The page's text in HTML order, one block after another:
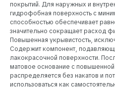
покрытий. Для наружных и
гидрофобная поверхность с
способностью обеспечивает
значительно сокращает расход
Повышенная укрывистость,
Содержит компонент,
лакокрасочной поверхности.
матовое основание с
распределяется без накатов и
использоваться как